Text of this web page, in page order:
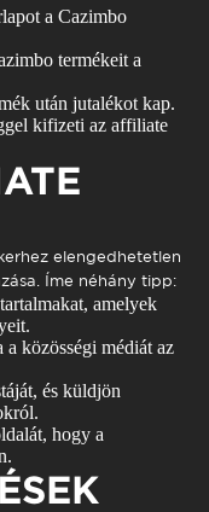
a Cazimbo
termékeit a
után jutalékot kap.
kifizeti az affiliate
elengedhetetlen
Íme néhány tipp:
amelyek
a közösségi médiát az
és küldjön
hogy a